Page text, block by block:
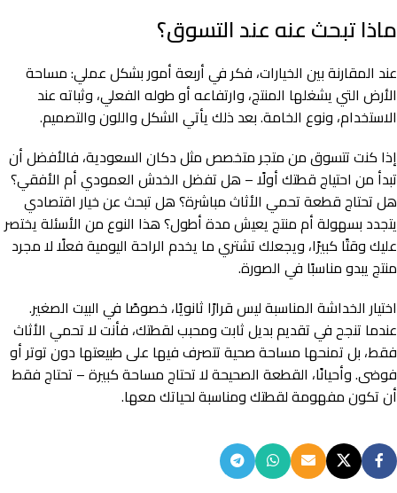
ماذا تبحث عنه عند التسوق؟
عند المقارنة بين الخيارات، فكر في أربعة أمور بشكل عملي: مساحة
الأرض التي يشغلها المنتج، وارتفاعه أو طوله الفعلي، وثباته عند
الاستخدام، ونوع الخامة. بعد ذلك يأتي الشكل واللون والتصميم.
إذا كنت تتسوق من متجر متخصص مثل دكان السعودية، فالأفضل أن
تبدأ من احتياج قطتك أولًا – هل تفضل الخدش العمودي أم الأفقي؟
هل تحتاج قطعة تحمي الأثاث مباشرة؟ هل تبحث عن خيار اقتصادي
يتجدد بسهولة أم منتج يعيش مدة أطول؟ هذا النوع من الأسئلة يختصر
عليك وقتًا كبيرًا، ويجعلك تشتري ما يخدم الراحة اليومية فعلًا لا مجرد
منتج يبدو مناسبًا في الصورة.
اختيار الخداشة المناسبة ليس قرارًا ثانويًا، خصوصًا في البيت الصغير.
عندما تنجح في تقديم بديل ثابت ومحبب لقطتك، فأنت لا تحمي الأثاث
فقط، بل تمنحها مساحة صحية تتصرف فيها على طبيعتها دون توتر أو
فوضى. وأحيانًا، القطعة الصحيحة لا تحتاج مساحة كبيرة – تحتاج فقط
أن تكون مفهومة لقطتك ومناسبة لحياتك معها.